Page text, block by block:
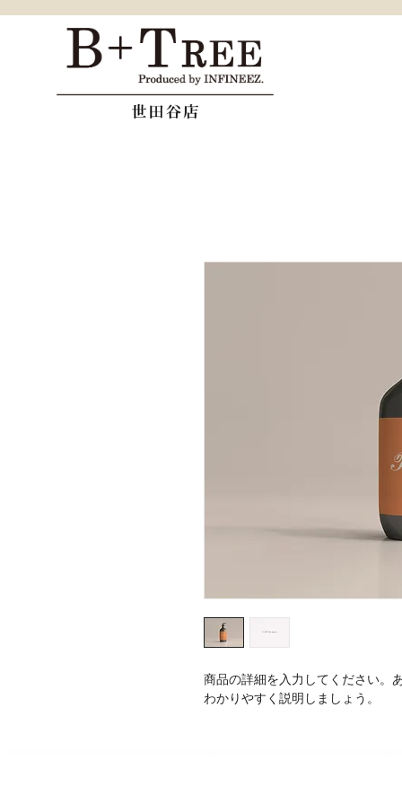
商品の詳細を入力してください。
わかりやすく説明しましょう。